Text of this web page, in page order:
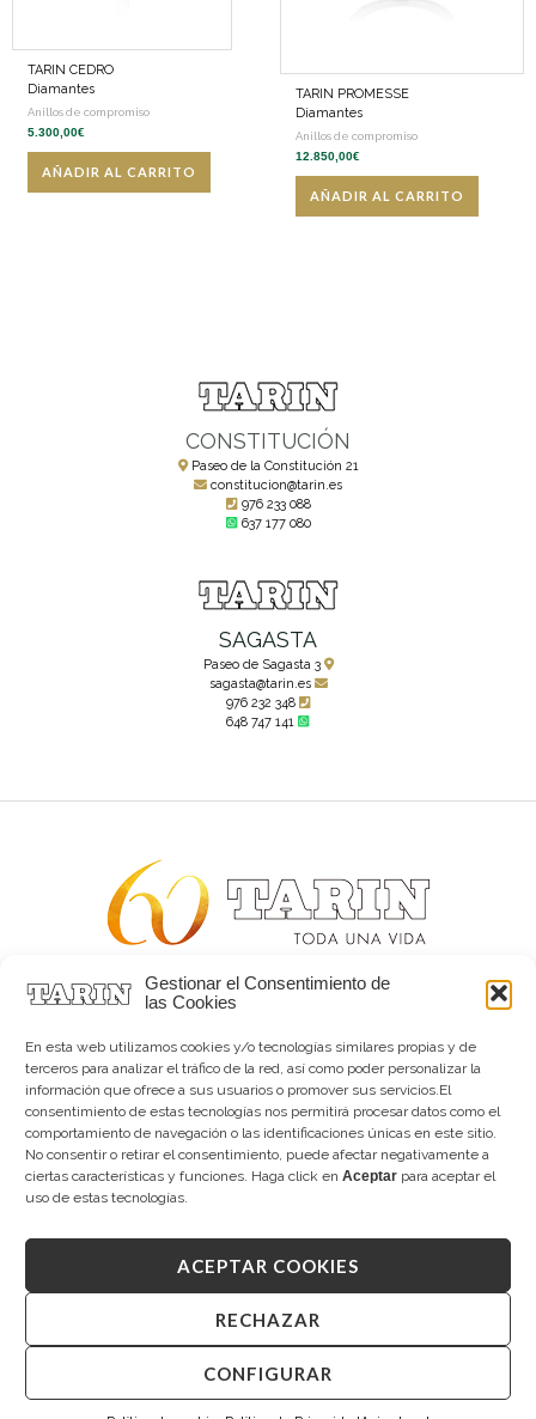
Gestionar el Consentimiento de
las Cookies
En esta web utilizamos cookies y/o tecnologías similares propias y de
terceros para analizar el tráfico de la red, así como poder personalizar la
información que ofrece a sus usuarios o promover sus servicios.El
consentimiento de estas tecnologías nos permitirá procesar datos como el
comportamiento de navegación o las identificaciones únicas en este sitio.
No consentir o retirar el consentimiento, puede afectar negativamente a
ciertas características y funciones. Haga click en Aceptar para aceptar el
uso de estas tecnologías.
ACEPTAR COOKIES
RECHAZAR
CONFIGURAR
TARIN CEDRO
Diamantes
Anillos de compromiso
5.300,00€
AÑADIR AL CARRITO
TARIN PROMESSE
Diamantes
Anillos de compromiso
12.850,00€
AÑADIR AL CARRITO
CONSTITUCIÓN
Paseo de la Constitución 21
constitucion@tarin.es
976 233 088
637 177 080
SAGASTA
Paseo de Sagasta 3
sagasta@tarin.es
976 232 348
648 747 141
Alta joyería desde 1963
Tarín Magazine
Contacto
Copyright © 2026 Tarín Joyeros
Aviso legal|Política de uso|Política de privacidad
Canal interno de información
Desarrollado porMandalorian Solutions